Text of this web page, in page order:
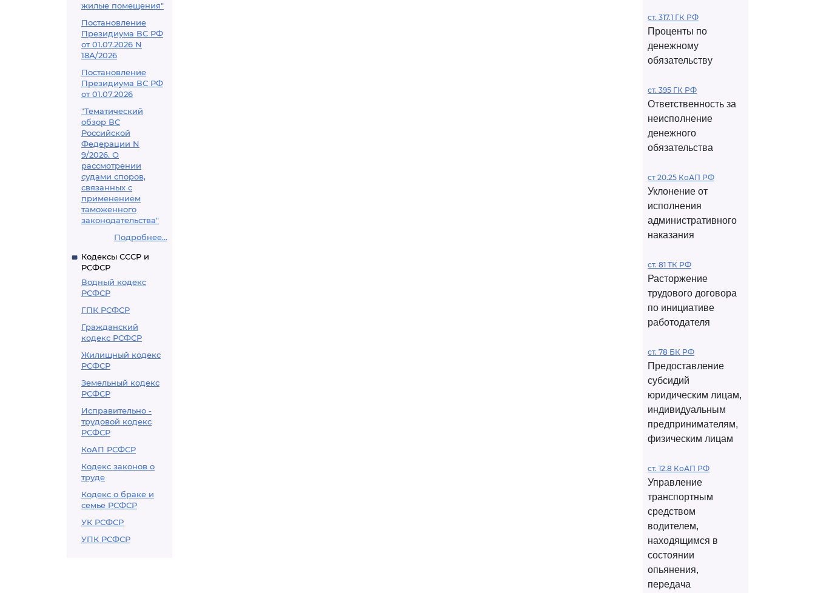
жилые помещения"
Постановление
Президиума ВС РФ
от 01.07.2026 N
18А/2026
Постановление
Президиума ВС РФ
от 01.07.2026
"Тематический
обзор ВС
Российской
Федерации N
9/2026. О
рассмотрении
судами споров,
связанных с
применением
таможенного
законодательства"
Подробнее...
Кодексы СССР и
РСФСР
Водный кодекс
РСФСР
ГПК РСФСР
Гражданский
кодекс РСФСР
Жилищный кодекс
РСФСР
Земельный кодекс
РСФСР
Исправительно -
трудовой кодекс
РСФСР
КоАП РСФСР
Кодекс законов о
труде
Кодекс о браке и
семье РСФСР
УК РСФСР
УПК РСФСР
ст. 317.1 ГК РФ
Проценты по
денежному
обязательству
ст. 395 ГК РФ
Ответственность за
неисполнение
денежного
обязательства
ст 20.25 КоАП РФ
Уклонение от
исполнения
административного
наказания
ст. 81 ТК РФ
Расторжение
трудового договора
по инициативе
работодателя
ст. 78 БК РФ
Предоставление
субсидий
юридическим лицам,
индивидуальным
предпринимателям,
физическим лицам
ст. 12.8 КоАП РФ
Управление
транспортным
средством
водителем,
находящимся в
состоянии
опьянения,
передача